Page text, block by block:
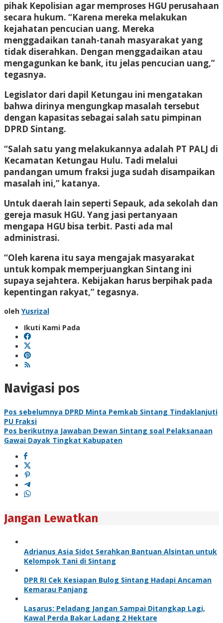
pihak Kepolisian agar memproses HGU perusahaan
secara hukum. “Karena mereka melakukan
kejahatan pencucian uang. Mereka
menggadaikan tanah-tanah masyarakat yang
tidak diserahkan. Dengan menggadaikan atau
mengagunkan ke bank, itu jelas pencucian uang,”
tegasnya.
Legislator dari dapil Ketungau ini mengatakan
bahwa dirinya mengungkap masalah tersebut
dengan kapasitas sebagai salah satu pimpinan
DPRD Sintang.
“Salah satu yang melakukannya adalah PT PALJ di
Kecamatan Ketungau Hulu. Tadi melalui
pandangan umum fraksi juga sudah disampaikan
masalah ini,” katanya.
Untuk daerah lain seperti Sepauk, ada sekolah dan
gereja masuk HGU. Yang jasi pertanyaan
mengapa HGU bisa terbit. Pasti ada mal
administrasi.
“Oleh karena itu saya mengajak masyarakat
untuk kompak memperjuangkan Sintang ini
supaya sejahtera. Kebijakan harus berpihak pada
kepentingan rakyat,” tegasnya.
oleh Yusrizal
Ikuti Kami Pada
Navigasi pos
Pos sebelumnya DPRD Minta Pemkab Sintang Tindaklanjuti
PU Fraksi
Pos berikutnya Jawaban Dewan Sintang soal Pelaksanaan
Gawai Dayak Tingkat Kabupaten
Jangan Lewatkan
Adrianus Asia Sidot Serahkan Bantuan Alsintan untuk
Kelompok Tani di Sintang
DPR RI Cek Kesiapan Bulog Sintang Hadapi Ancaman
Kemarau Panjang
Lasarus: Peladang Jangan Sampai Ditangkap Lagi,
Kawal Perda Bakar Ladang 2 Hektare